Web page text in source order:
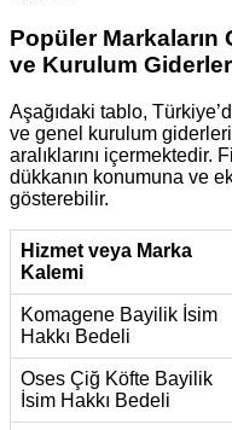
Popüler
ve Kurulum
Aşağıdaki tablo,
ve genel kurulum
aralıklarını içermektedir.
dükkanın konumuna ve
gösterebilir.
Hizmet veya Marka
Kalemi
Komagene Bayilik İsim
Hakkı Bedeli
Oses Çiğ Köfte Bayilik
İsim Hakkı Bedeli